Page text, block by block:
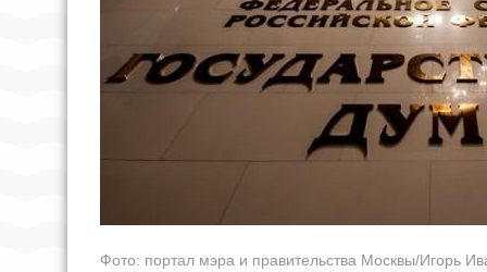
Фото: портал мэра и правительства Москвы/Игорь